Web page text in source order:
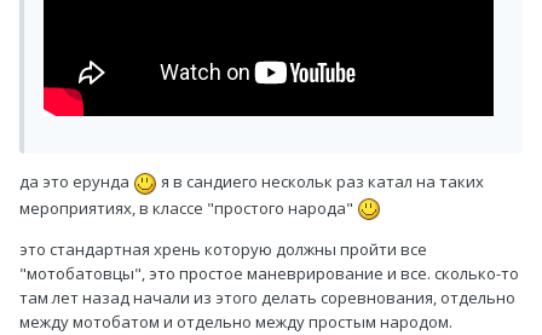
да это ерунда
я в сандиего нескольк раз катал на таких
мероприятиях, в классе "простого народа"
это стандартная хрень которую должны пройти все
"мотобатовцы", это простое маневрирование и все. сколько-то
там лет назад начали из этого делать соревнования, отдельно
между мотобатом и отдельно между простым народом.